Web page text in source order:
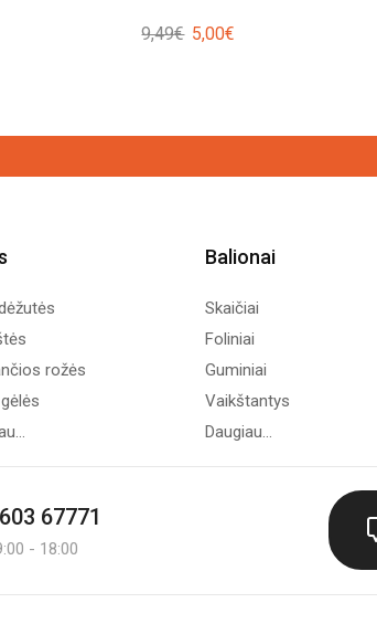
9,49€ Original
5,00€
rožės
Balionai
Skaičiai
Foliniai
Guminiai
Vaikštantys
Daugiau...
67771
- 18:00